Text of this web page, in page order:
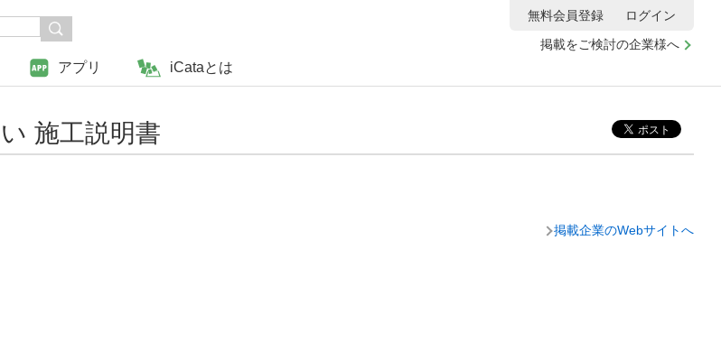
アプリ iCataとは
掲載をご検討の企業様へ
無料会員登録 ログイン
施工説明書
掲載企業のWebサイトへ